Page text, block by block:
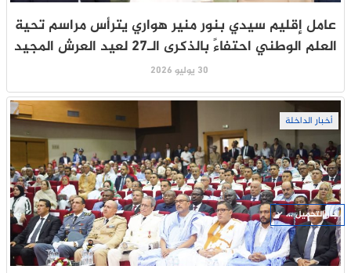
عامل إقليم سيدي بنور منير هواري يترأس مراسم تحية
العلم الوطني احتفاءً بالذكرى الـ27 لعيد العرش المجيد
30 يوليو 2026
أخبار الداخلة
جار التحميل ...